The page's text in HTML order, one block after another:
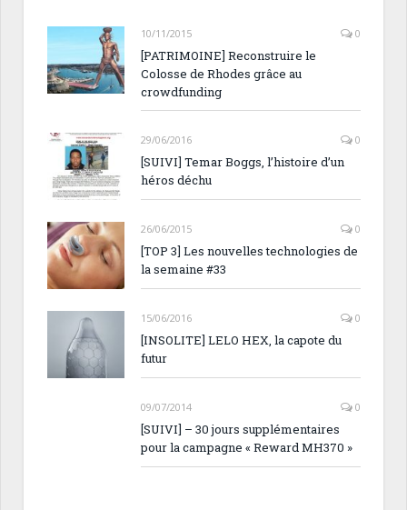
10/11/2015 0
[PATRIMOINE] Reconstruire le
Colosse de Rhodes grâce au
crowdfunding
29/06/2016 0
[SUIVI] Temar Boggs, l’histoire d’un
héros déchu
26/06/2015 0
[TOP 3] Les nouvelles technologies de
la semaine #33
15/06/2016 0
[INSOLITE] LELO HEX, la capote du
futur
09/07/2014 0
[SUIVI] – 30 jours supplémentaires
pour la campagne « Reward MH370 »